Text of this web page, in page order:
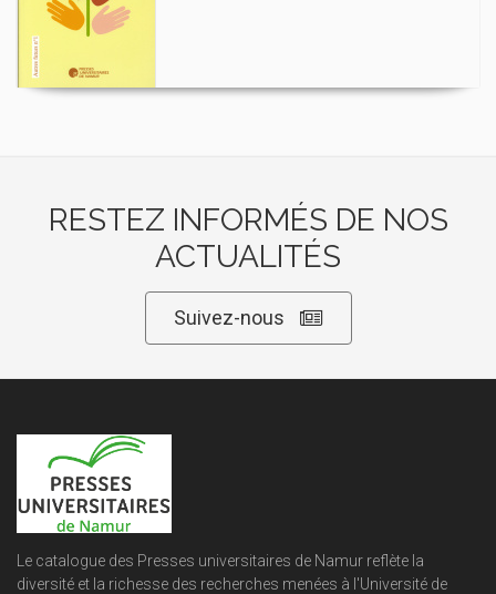
RESTEZ INFORMÉS DE NOS
ACTUALITÉS
Suivez-nous
Le catalogue des Presses universitaires de Namur reflète la
diversité et la richesse des recherches menées à l'Université de